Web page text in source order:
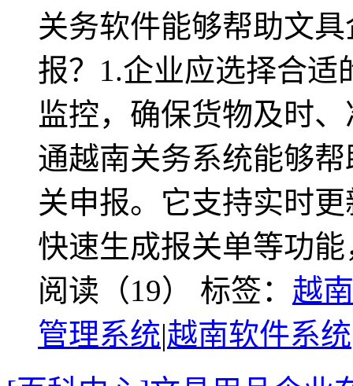
关务软件能够帮助文
报？1.企业应选择合
监控，确保货物及时
通越南关务系统能够
关申报。它支持实时
快速生成报关单等功
阅读（19） 标签： 越
管理系统|越南软件系统